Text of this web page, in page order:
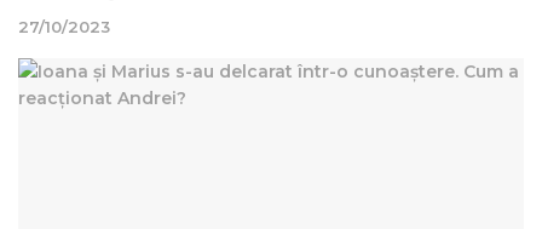
27/10/2023